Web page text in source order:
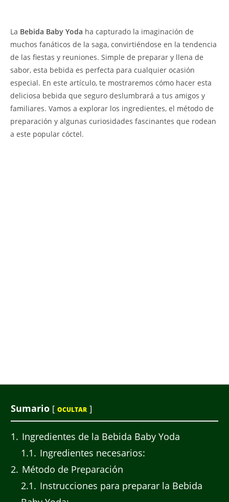
La Bebida Baby Yoda ha capturado la imaginación de
muchos fanáticos de la saga, convirtiéndose en la tendencia
de las fiestas y reuniones. Simple de preparar y llena de
sabor, esta bebida es perfecta para cualquier ocasión
especial. En este artículo, te mostraremos cómo hacer esta
deliciosa bebida que seguro deslumbrará a tus amigos y
familiares. Vamos a explorar los ingredientes, el método de
preparación y algunas curiosidades fascinantes que rodean
a este popular cóctel.
Sumario [ OCULTAR ]
1
Ingredientes de la Bebida Baby Yoda
1.1
Ingredientes necesarios:
2 Método de Preparación
2.1
Instrucciones para preparar la Bebida